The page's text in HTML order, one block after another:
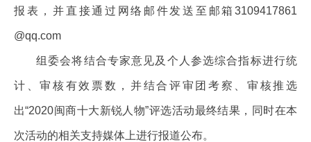
报表，并直接通过网络邮件发送至邮箱3109417861
@qq.com
组委会将结合专家意见及个人参选综合指标进行统
计、审核有效票数，并结合评审团考察、审核推选
出“2020闽商十大新锐人物”评选活动最终结果，同时在本
次活动的相关支持媒体上进行报道公布。